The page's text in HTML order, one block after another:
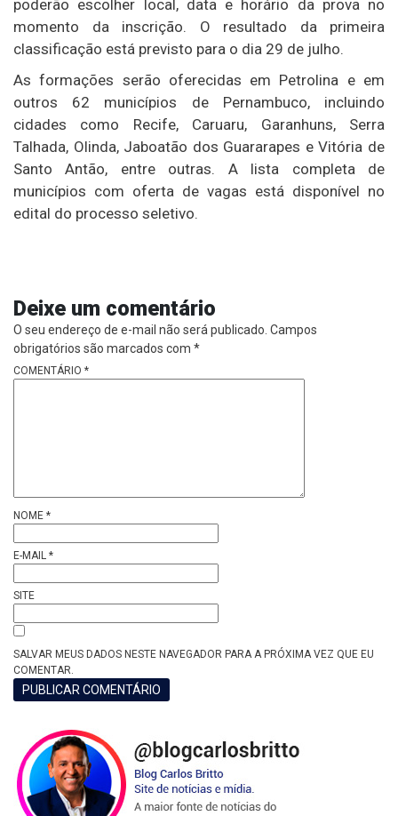
poderão escolher local, data e horário da prova no
momento da inscrição. O resultado da primeira
classificação está previsto para o dia 29 de julho.
As formações serão oferecidas em Petrolina e em
outros 62 municípios de Pernambuco, incluindo
cidades como Recife, Caruaru, Garanhuns, Serra
Talhada, Olinda, Jaboatão dos Guararapes e Vitória de
Santo Antão, entre outras. A lista completa de
municípios com oferta de vagas está disponível no
edital do processo seletivo.
Deixe um comentário
O seu endereço de e-mail não será publicado. Campos
obrigatórios são marcados com *
COMENTÁRIO *
NOME *
E-MAIL *
SITE
SALVAR MEUS DADOS NESTE NAVEGADOR PARA A PRÓXIMA VEZ QUE EU
COMENTAR.